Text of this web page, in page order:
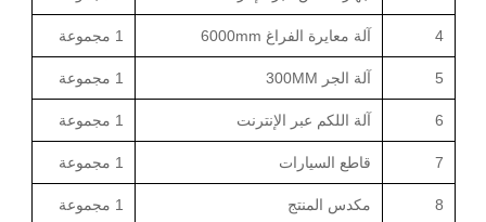
4 آلة معايرة الفراغ 6000mm 1 مجموعة
5 آلة الجر 300MM 1 مجموعة
6 آلة اللكم عبر الإنترنت 1 مجموعة
7 قاطع السيارات 1 مجموعة
8 مكدس المنتج 1 مجموعة